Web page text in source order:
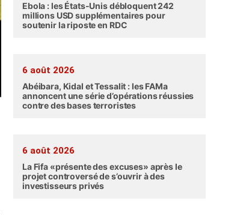
Ebola : les États-Unis débloquent 242
millions USD supplémentaires pour
soutenir la riposte en RDC
6 août 2026
Abéibara, Kidal et Tessalit : les FAMa
annoncent une série d’opérations réussies
contre des bases terroristes
6 août 2026
La Fifa «présente des excuses» après le
projet controversé de s’ouvrir à des
investisseurs privés